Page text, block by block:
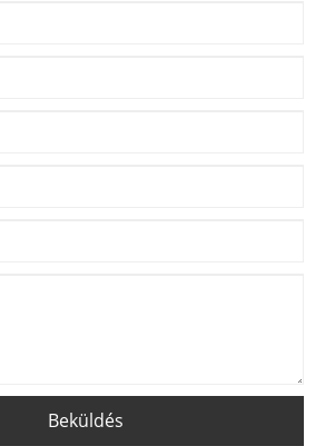
Beküldés